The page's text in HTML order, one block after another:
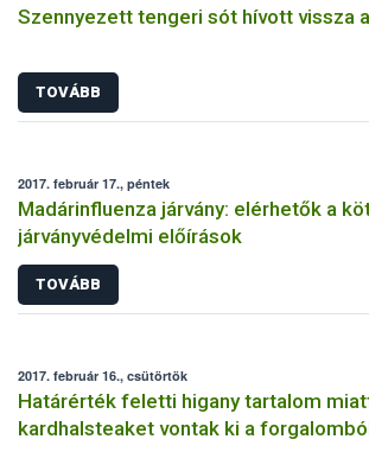
Szennyezett tengeri sót hívott vissza
TOVÁBB
2017. február 17., péntek
Madárinfluenza járvány: elérhetők a
járványvédelmi előírások
TOVÁBB
2017. február 16., csütörtök
Határérték feletti higany tartalom
kardhalsteaket vontak ki a